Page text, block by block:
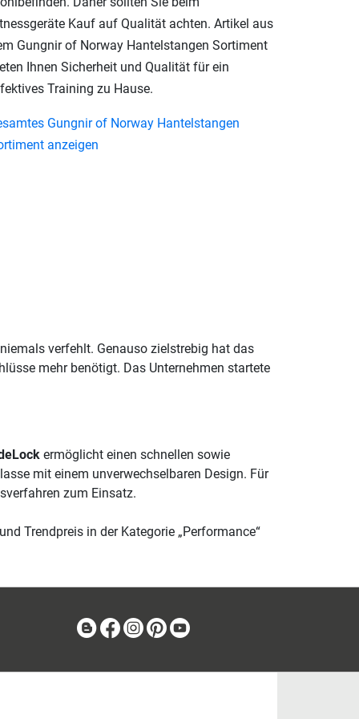
Kauf auf Qualität achten. Artikel aus
Gungnir of Norway Hantelstangen Sortiment
Ihnen Sicherheit und Qualität für ein
Training zu Hause.
Gungnir of Norway Hantelstangen
anzeigen
verfehlt. Genauso zielstrebig hat das
mehr benötigt. Das Unternehmen startete
ermöglicht einen schnellen sowie
mit einem unverwechselbaren Design. Für
zum Einsatz.
Trendpreis in der Kategorie „Performance“
BlogFacebook
Instagram
Pinterest